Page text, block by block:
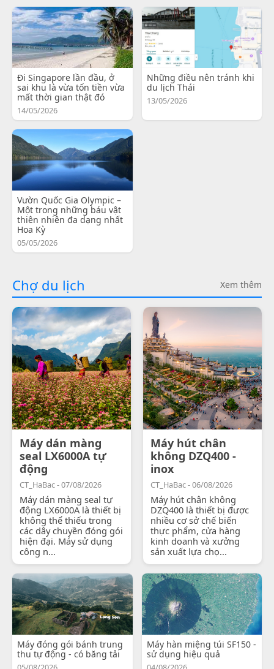
Đi Singapore lần đầu, ở
sai khu là vừa tốn tiền vừa
mất thời gian thật đó
14/05/2026
Những điều nên tránh khi
du lịch Thái
13/05/2026
Vườn Quốc Gia Olympic –
Một trong những báu vật
thiên nhiên đa dạng nhất
Hoa Kỳ
05/05/2026
Chợ du lịch Xem thêm
Máy dán màng
seal LX6000A tự
động
CT_HaBac - 07/08/2026
Máy dán màng seal tự
động LX6000A là thiết bị
không thể thiếu trong
các dây chuyền đóng gói
hiện đại. Máy sử dụng
công n...
Máy hút chân
không DZQ400 -
inox
CT_HaBac - 06/08/2026
Máy hút chân không
DZQ400 là thiết bị được
nhiều cơ sở chế biến
thực phẩm, cửa hàng
kinh doanh và xưởng
sản xuất lựa chọ...
Máy đóng gói bánh trung
thu tự động - có băng tải
Máy hàn miệng túi SF150 -
sử dụng hiệu quả